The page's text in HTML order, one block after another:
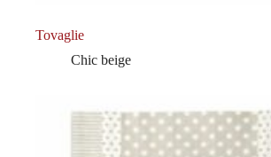
Tovaglie
Chic beige